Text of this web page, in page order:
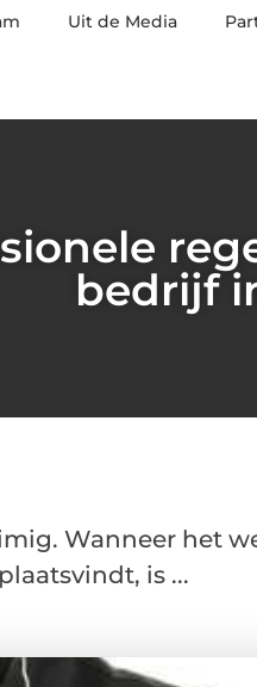
Uit de Media
bedrijf
Wanneer het
is ...